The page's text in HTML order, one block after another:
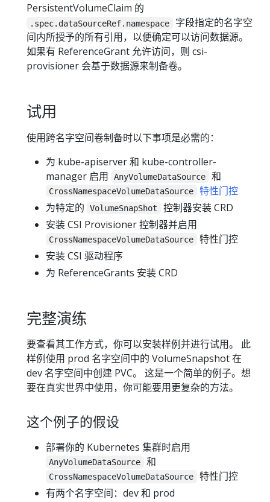
PersistentVolumeClaim 的
.spec.dataSourceRef.namespace
字段指定的名字空
间内所授予的所有引用，以便确定可以访问数据源。
如果有 ReferenceGrant 允许访问，则 csi-
provisioner 会基于数据源来制备卷。
试用
使用跨名字空间卷制备时以下事项是必需的：
为 kube-apiserver 和 kube-controller-
manager 启用
AnyVolumeDataSource 和
CrossNamespaceVolumeDataSource
特性门控
为特定的
VolumeSnapShot
控制器安装 CRD
安装 CSI Provisioner 控制器并启用
CrossNamespaceVolumeDataSource
特性门控
安装 CSI 驱动程序
为 ReferenceGrants 安装 CRD
完整演练
要查看其工作方式，你可以安装样例并进行试用。 此
样例使用 prod 名字空间中的 VolumeSnapshot 在
dev 名字空间中创建 PVC。 这是一个简单的例子。想
要在真实世界中使用，你可能要用更复杂的方法。
这个例子的假设
部署你的 Kubernetes 集群时启用
AnyVolumeDataSource 和
CrossNamespaceVolumeDataSource
特性门控
有两个名字空间：dev 和 prod